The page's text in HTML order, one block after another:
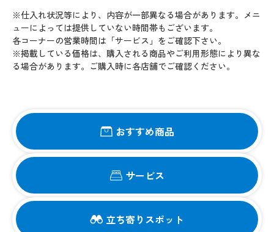
※仕入れ状況等により、内容が一部異なる場合があります。メニ
ューによっては提供していない時間帯もございます。
各コーナーの営業時間は「サービス」をご確認下さい。
※掲載している価格は、購入される商品やご利用形態により異な
る場合があります。ご購入時に各店舗でご確認ください。
おすすめ商品
サービス
立ち寄りスポット